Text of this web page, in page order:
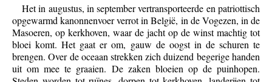
Het in augustus, in september vertransporteerde en patriottisch
opgewarmd kanonnenvoer verrot in België, in de Vogezen, in de
Masoeren, op kerkhoven, waar de jacht op de winst machtig tot
bloei komt. Het gaat er om, gauw de oogst in de schuren te
brengen. Over de oceaan strekken zich duizend begerige handen
uit om mee te graaien. De zaken bloeien op de puinhopen.